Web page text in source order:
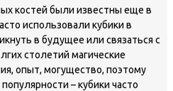
костей были известны еще в
использовали кубики в
в будущее или связаться с
столетий магические
опыт, могущество, поэтому
– кубики часто